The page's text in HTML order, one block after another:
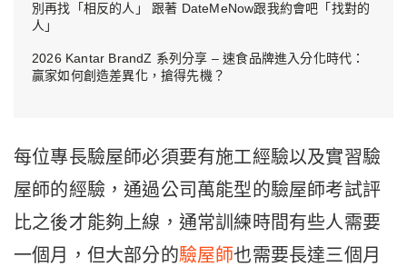
別再找「相反的人」 跟著 DateMeNow跟我約會吧「找對的
人」
2026 Kantar BrandZ 系列分享 – 速食品牌進入分化時代：
贏家如何創造差異化，搶得先機？
每位專長驗屋師必須要有施工經驗以及實習驗
屋師的經驗，通過公司萬能型的驗屋師考試評
比之後才能夠上線，通常訓練時間有些人需要
一個月，但大部分的驗屋師也需要長達三個月